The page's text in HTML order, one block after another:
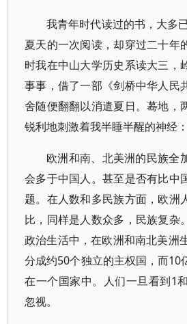
我青年时代读过的书，大多
夏天的一次阅读，却穿过二十年
时我在中山大学历史系读大三，
事事，借了一部《剑桥中华人民
舍随便翻翻以消遣夏日。蓦地，
锐利地刺激着我半睡半醒的神经：
欧洲和南、北美洲的民族全
会多于中国人。甚至是否有比中
题。在人数和多民族方面，欧洲
比，同样是人数众多，民族复杂
政治生活中，在欧洲和南北美洲
分成约50个独立的主权国，而10
在一个国家中。人们一旦看到1
忽视。